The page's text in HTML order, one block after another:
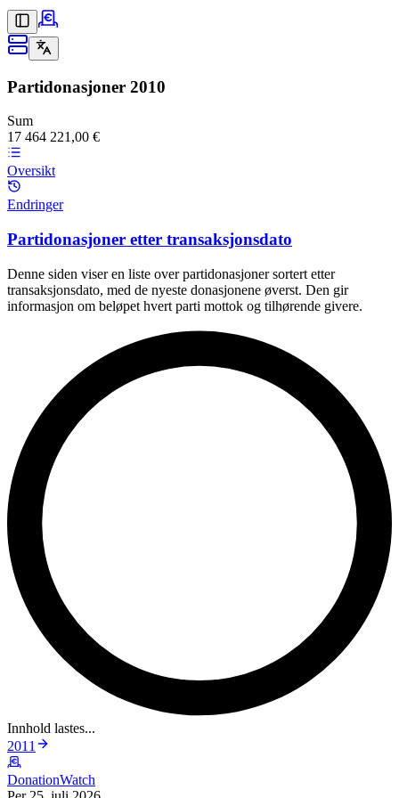
Partidonasjoner 2010
Sum
17 464 221,00 €
Oversikt
Endringer
Partidonasjoner etter transaksjonsdato
Denne siden viser en liste over partidonasjoner sortert etter
transaksjonsdato, med de nyeste donasjonene øverst. Den gir
informasjon om beløpet hvert parti mottok og tilhørende givere.
Innhold lastes...
2011
DonationWatch